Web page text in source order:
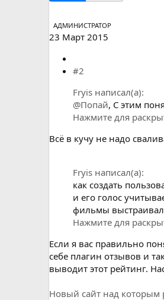
АДМИНИСТРАТОР
23 Март 2015
#2
Fryis написал(а):
@Попай, С этим
Нажмите для
Всё в кучу не надо
Fryis написал(а):
как создать
и его голос
фильмы
Нажмите для
Если я вас правильно
себе плагин отзывов и
выводит этот рейтинг.
Новый сайт над которым